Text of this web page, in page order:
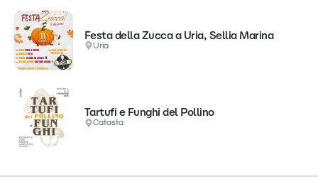
Festa della Zucca a Uria, Sellia Marina
Uria
Tartufi e Funghi del Pollino
Catasta